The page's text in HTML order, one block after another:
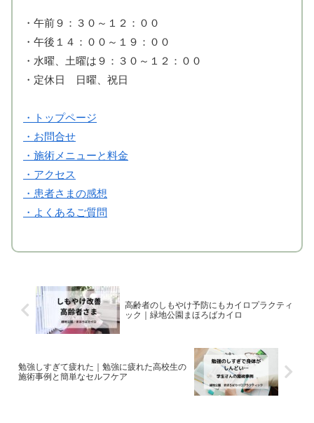
・午前９：３０～１２：００
・午後１４：００～１９：００
・水曜、土曜は９：３０～１２：００
・定休日 日曜、祝日
・トップページ
・お問合せ
・施術メニューと料金
・アクセス
・患者さまの感想
・よくあるご質問
高齢者のしもやけ予防にもカイロプラクティ
ック｜緑地公園まほろばカイロ
勉強しすぎて疲れた｜勉強に疲れた高校生の
施術事例と簡単なセルフケア